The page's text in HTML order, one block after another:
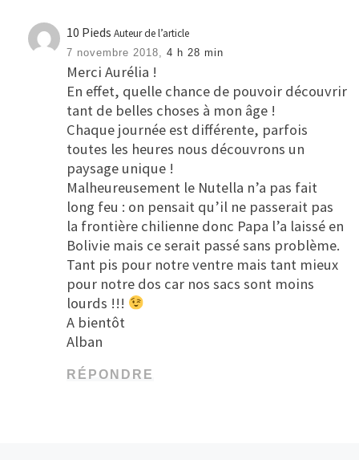
10 Pieds Auteur de l’article
7 novembre 2018, 4 h 28 min
Merci Aurélia !
En effet, quelle chance de pouvoir découvrir
tant de belles choses à mon âge !
Chaque journée est différente, parfois
toutes les heures nous découvrons un
paysage unique !
Malheureusement le Nutella n’a pas fait
long feu : on pensait qu’il ne passerait pas
la frontière chilienne donc Papa l’a laissé en
Bolivie mais ce serait passé sans problème.
Tant pis pour notre ventre mais tant mieux
pour notre dos car nos sacs sont moins
lourds !!!
A bientôt
Alban
RÉPONDRE